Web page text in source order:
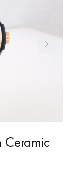
Ceramic